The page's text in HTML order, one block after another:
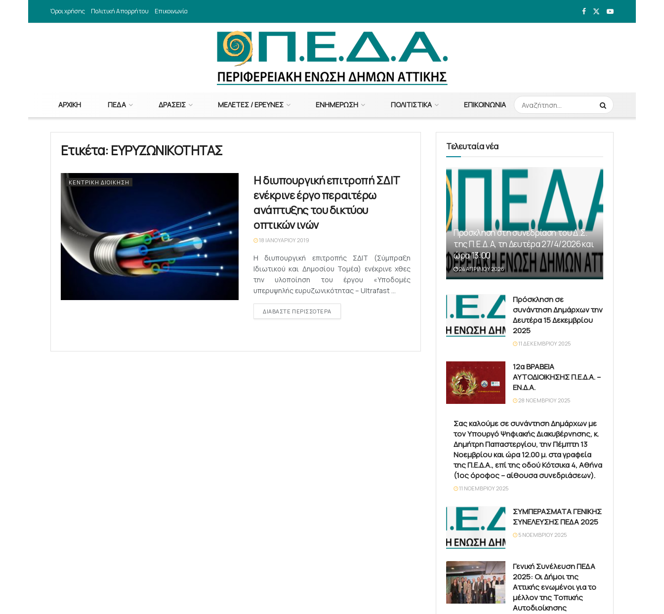
Όροι χρήσης Πολιτική Απορρήτου Επικοινωνία
ΑΡΧΙΚΉ ΠΕΔΑ ΔΡΆΣΕΙΣ ΜΕΛΈΤΕΣ / ΈΡΕΥΝΕΣ ΕΝΗΜΈΡΩΣΗ ΠΟΛΙΤΙΣΤΙΚΆ ΕΠΙΚΟΙΝΩΝΊΑ
Ετικέτα: ΕΥΡΥΖΩΝΙΚΟΤΗΤΑΣ
ΚΕΝΤΡΙΚΉ ΔΙΟΊΚΗΣΗ
Η διυπουργική επιτροπή ΣΔΙΤ
ενέκρινε έργο περαιτέρω
ανάπτυξης του δικτύου
οπτικών ινών
18 ΙΑΝΟΥΑΡΊΟΥ 2019
Η διυπουργική επιτροπής ΣΔΙΤ (Σύμπραξη
Ιδιωτικού και Δημοσίου Τομέα) ενέκρινε χθες
την υλοποίηση του έργου «Υποδομές
υπερυψηλής ευρυζωνικότητας – Ultrafast ...
ΔΙΑΒΆΣΤΕ ΠΕΡΙΣΣΌΤΕΡΑ
Τελευταία νέα
Πρόσκληση στη συνεδρίαση του Δ.Σ.
της Π.Ε.Δ.Α, τη Δευτέρα 27/4/2026 και
ώρα 13:00
24 ΑΠΡΙΛΊΟΥ 2026
Πρόσκληση σε
συνάντηση Δημάρχων την
Δευτέρα 15 Δεκεμβρίου
2025
11 ΔΕΚΕΜΒΡΊΟΥ 2025
12α ΒΡΑΒΕΙΑ
ΑΥΤΟΔΙΟΙΚΗΣΗΣ Π.Ε.Δ.Α. –
ΕΝ.Δ.Α.
28 ΝΟΕΜΒΡΊΟΥ 2025
Σας καλούμε σε συνάντηση Δημάρχων με
τον Υπουργό Ψηφιακής Διακυβέρνησης, κ.
Δημήτρη Παπαστεργίου, την Πέμπτη 13
Νοεμβρίου και ώρα 12.00 μ. στα γραφεία
της Π.Ε.Δ.Α., επί της οδού Κότσικα 4, Αθήνα
(1ος όροφος – αίθουσα συνεδριάσεων).
11 ΝΟΕΜΒΡΊΟΥ 2025
ΣΥΜΠΕΡΑΣΜΑΤΑ ΓΕΝΙΚΗΣ
ΣΥΝΕΛΕΥΣΗΣ ΠΕΔΑ 2025
5 ΝΟΕΜΒΡΊΟΥ 2025
Γενική Συνέλευση ΠΕΔΑ
2025: Οι Δήμοι της
Αττικής ενωμένοι για το
μέλλον της Τοπικής
Αυτοδιοίκησης